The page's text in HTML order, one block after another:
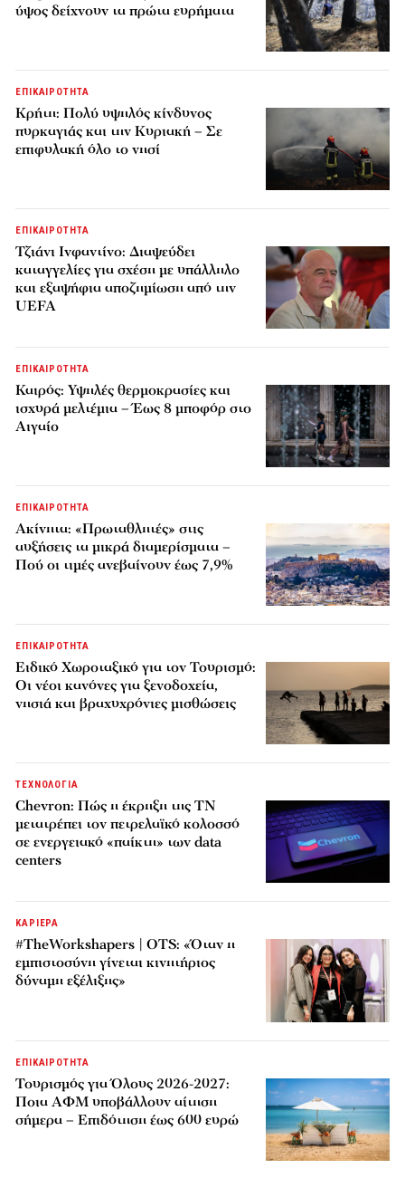
ύψος δείχνουν τα πρώτα ευρήματα
ΕΠΙΚΑΙΡΟΤΗΤΑ
Κρήτη: Πολύ υψηλός κίνδυνος
πυρκαγιάς και την Κυριακή – Σε
επιφυλακή όλο το νησί
ΕΠΙΚΑΙΡΟΤΗΤΑ
Τζιάνι Ινφαντίνο: Διαψεύδει
καταγγελίες για σχέση με υπάλληλο
και εξαψήφια αποζημίωση από την
UEFA
ΕΠΙΚΑΙΡΟΤΗΤΑ
Καιρός: Υψηλές θερμοκρασίες και
ισχυρά μελτέμια – Έως 8 μποφόρ στο
Αιγαίο
ΕΠΙΚΑΙΡΟΤΗΤΑ
Ακίνητα: «Πρωταθλητές» στις
αυξήσεις τα μικρά διαμερίσματα –
Πού οι τιμές ανεβαίνουν έως 7,9%
ΕΠΙΚΑΙΡΟΤΗΤΑ
Ειδικό Χωροταξικό για τον Τουρισμό:
Οι νέοι κανόνες για ξενοδοχεία,
νησιά και βραχυχρόνιες μισθώσεις
ΤΕΧΝΟΛΟΓΙΑ
Chevron: Πώς η έκρηξη της ΤΝ
μετατρέπει τον πετρελαϊκό κολοσσό
σε ενεργειακό «παίκτη» των data
centers
ΚΑΡΙΕΡΑ
#TheWorkshapers | OTS: «Όταν η
εμπιστοσύνη γίνεται κινητήριος
δύναμη εξέλιξης»
ΕΠΙΚΑΙΡΟΤΗΤΑ
Τουρισμός για Όλους 2026-2027:
Ποια ΑΦΜ υποβάλλουν αίτηση
σήμερα – Επιδότηση έως 600 ευρώ